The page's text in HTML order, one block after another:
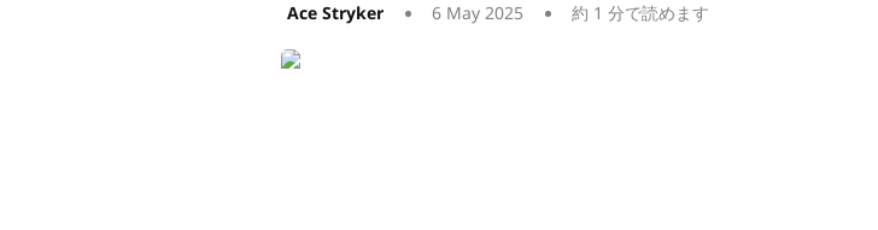
Ace Stryker 6 May 2025 約 1 分で読めます